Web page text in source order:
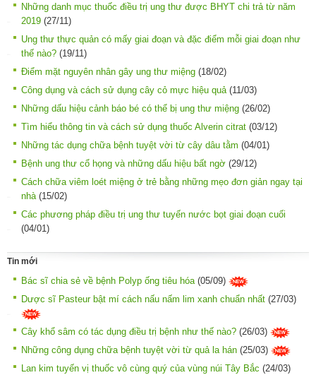
Những danh mục thuốc điều trị ung thư được BHYT chi trả từ năm
2019 (27/11)
Ung thư thực quản có mấy giai đoạn và đặc điểm mỗi giai đoạn như
thế nào? (19/11)
Điểm mặt nguyên nhân gây ung thư miệng (18/02)
Công dụng và cách sử dụng cây cỏ mực hiệu quả (11/03)
Những dấu hiệu cảnh báo bé có thể bị ung thư miệng (26/02)
Tìm hiểu thông tin và cách sử dụng thuốc Alverin citrat (03/12)
Những tác dụng chữa bệnh tuyệt vời từ cây dâu tằm (04/01)
Bệnh ung thư cổ họng và những dấu hiệu bất ngờ (29/12)
Cách chữa viêm loét miệng ở trẻ bằng những mẹo đơn giản ngay tại
nhà (15/02)
Các phương pháp điều trị ung thư tuyến nước bọt giai đoạn cuối
(04/01)
Tin mới
Bác sĩ chia sẻ về bệnh Polyp ống tiêu hóa(05/09)
Dược sĩ Pasteur bật mí cách nấu nấm lim xanh chuẩn nhất (27/03)
Cây khổ sâm có tác dụng điều trị bệnh như thế nào? (26/03)
Những công dụng chữa bệnh tuyệt vời từ quả la hán (25/03)
Lan kim tuyến vị thuốc vô cùng quý của vùng núi Tây Bắc (24/03)